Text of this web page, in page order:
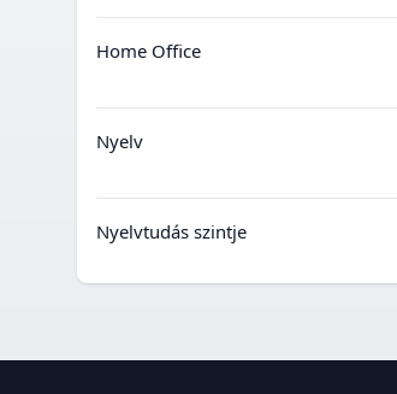
Home Office
Nyelv
Nyelvtudás szintje